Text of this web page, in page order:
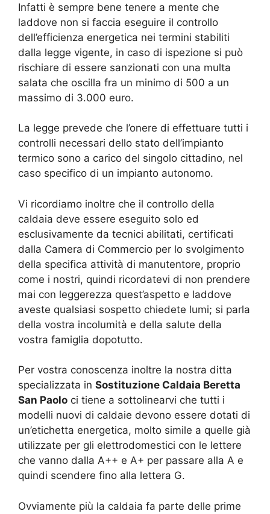
Infatti è sempre bene tenere a mente che
laddove non si faccia eseguire il controllo
dell’efficienza energetica nei termini stabiliti
dalla legge vigente, in caso di ispezione si può
rischiare di essere sanzionati con una multa
salata che oscilla fra un minimo di 500 a un
massimo di 3.000 euro.
La legge prevede che l’onere di effettuare tutti i
controlli necessari dello stato dell’impianto
termico sono a carico del singolo cittadino, nel
caso specifico di un impianto autonomo.
Vi ricordiamo inoltre che il controllo della
caldaia deve essere eseguito solo ed
esclusivamente da tecnici abilitati, certificati
dalla Camera di Commercio per lo svolgimento
della specifica attività di manutentore, proprio
come i nostri, quindi ricordatevi di non prendere
mai con leggerezza quest’aspetto e laddove
aveste qualsiasi sospetto chiedete lumi; si parla
della vostra incolumità e della salute della
vostra famiglia dopotutto.
Per vostra conoscenza inoltre la nostra ditta
specializzata in Sostituzione Caldaia Beretta
San Paolo ci tiene a sottolinearvi che tutti i
modelli nuovi di caldaie devono essere dotati di
un’etichetta energetica, molto simile a quelle già
utilizzate per gli elettrodomestici con le lettere
che vanno dalla A++ e A+ per passare alla A e
quindi scendere fino alla lettera G.
Ovviamente più la caldaia fa parte delle prime